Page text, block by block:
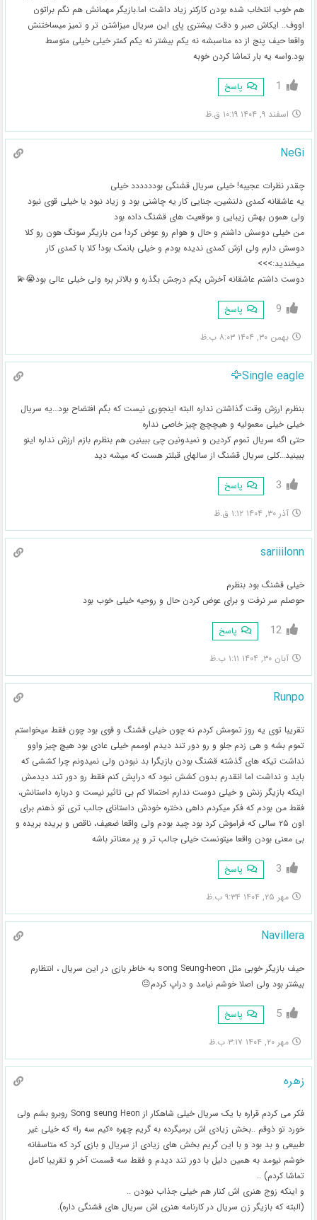
هم خوب انتخاب شده بودن کارکتر زیاد داشت اما.بازیگر مهمانش هم نگم براتون
اووف.. ایکاش صبر و دقت بیشتری پای این سریال میزاشتن تر و تمیز میساختنش
واقعا حیف پنج از ده مناسبشه نه یکم بیشتر نه یکم کمتر خیلی خیلی متوسط
بود.واسه یه بار تماشا کردن خوبه
1 پاسخ
اسفند ۹, ۱۴۰۴ ۱۰:۱۹ ق.ظ
NeGi
چقدر نظرات عجیبه! خیلی سریال قشنگی بودددددد خیلی
یه عاشقانه کمدی دلنشین، جنایی کار یه چاشنی بود و زیاد نبود یا خیلی قوی نبود
ولی همون بهش زیبایی و موقعیت های قشنگ داده بود
من خیلی دوسش داشتم و حال و هوام رو عوض کرد! من بازیگر سونگ هون رو کلا
دوسش دارم ولی ازش کمدی ندیده بودم و خیلی بانمک بود! کلا با کمدی کار
میخندید:>>>
دوست داشتم عاشقانه آخرش یکم درجش بگذره و بالاتر بره ولی خیلی عالی بود😭💫
9 پاسخ
بهمن ۳۰, ۱۴۰۴ ۸:۰۳ ب.ظ
Single eagle🦅
بنظرم ارزش وقت گذاشتن نداره البته اینجوری نیست که بگم افتضاح بود…یه سریال
خیلی خیلی معمولیه و هیچچچ چیز خاصی نداره
حتی اگه سریال تموم کردین و نمیدونین چی ببینین هم بنظرم بازم ارزش نداره اینو
ببینید…کلی سریال قشنگ از سالهای قبلتر هست که میشه دید
3 پاسخ
آذر ۳۰, ۱۴۰۴ ۱:۱۲ ق.ظ
sariiilonn
خیلی قشنگ بود بنظرم
حوصلم سر نرفت و برای عوض کردن حال و روحیه خیلی خوب بود
12 پاسخ
آبان ۳۰, ۱۴۰۴ ۱:۱۱ ب.ظ
Runpo
تقریبا توی یه روز تمومش کردم نه چون خیلی قشنگ و قوی بود چون فقط میخواستم
تموم بشه و هی زدم جلو و رو دور تند دیدم اوممم خیلی عادی بود هیچ چیز واوو
نداشت تیکه های گذشته قشنگ بودن بازیگرا بد نبودن ولی نمیدونم چرا کششی که
باید و نداشت اما انقدرم بدون کشش نبود که دراپش کنم فقط رو دور تند دیدمش
اینکه بازیگر زنش و خیلی دوست ندارم احتمالا کم بی تاثیر نیست و درباره داستانش،
فقط من بودم که فکر میکردم داهی دختره خودش داستانای جالب تری تو ذهنم برای
اون ۲۵ سالی که فراموش کرد بود چید بودم ولی واقعا ضعیف، ناقص و بریده بریده و
بی معنی بودن واقعا میتونست خیلی جالب تر و پر معناتر باشه
3 پاسخ
مهر ۲۵, ۱۴۰۴ ۹:۳۴ ب.ظ
Navillera
حیف بازیگر خوبی مثل song Seung-heon به خاطر بازی در این سریال ، انتظارم
بیشتر بود ولی اصلا خوشم نیامد و دراپ کردم😐
5 پاسخ
مهر ۲۰, ۱۴۰۴ ۳:۱۷ ب.ظ
زهره
فکر می کردم قراره با یک سریال خیلی شاهکار از Song seung Heon روبرو بشم ولی
خورد تو ذوقم ..بخش زیادی اش برمیگرده به گریم چهره «کیم سه را» که خیلی غیر
طبیعی و بد بود و با این گریم بخش های زیادی از سریال و بازی کرد که متاسفانه
خوشم نیومد به همین دلیل با دور تند دیدم و فقط سه قسمت آخر و تقریبا کامل
تماشا کردم) ..
و اینکه زوج هنری اش کنار هم خیلی جذاب نبودن ..
(البته که بازیگر زن سریال در کارنامه هنری اش سریال های قشنگی داره).